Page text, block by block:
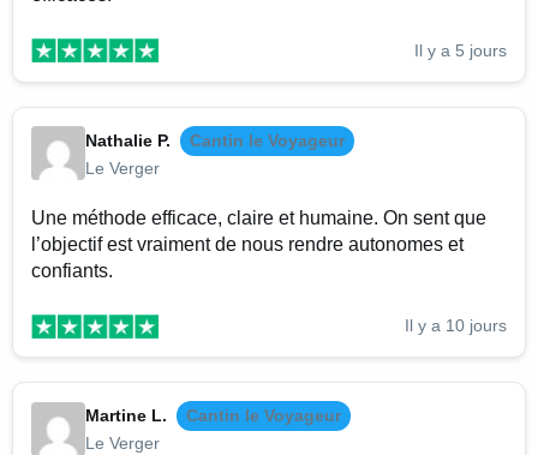
Il y a 5 jours
Nathalie P.
Cantin le Voyageur
Le Verger
Une méthode efficace, claire et humaine. On sent que
l’objectif est vraiment de nous rendre autonomes et
confiants.
Il y a 10 jours
Martine L.
Cantin le Voyageur
Le Verger